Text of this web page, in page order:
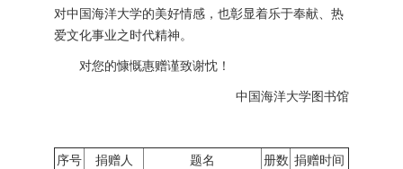
对中国海洋大学的美好情感，也彰显着乐于奉献、热
爱文化事业之时代精神。
对您的慷慨惠赠谨致谢忱！
中国海洋大学图书馆
序号 捐赠人 题名 册数 捐赠时间